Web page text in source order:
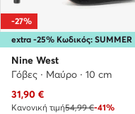
extra -25% Κωδικός: SUMMER
-27%
Nine West
Γόβες · Μαύρο · 10 cm
Τρέχουσα τιμή
31,90 €
Κανονική τιμή54,99 €-41%